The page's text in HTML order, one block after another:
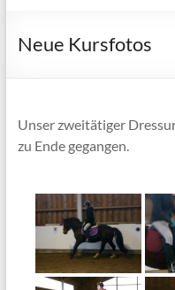
Neue Kursfotos
Unser zweitätiger
zu Ende gegangen.